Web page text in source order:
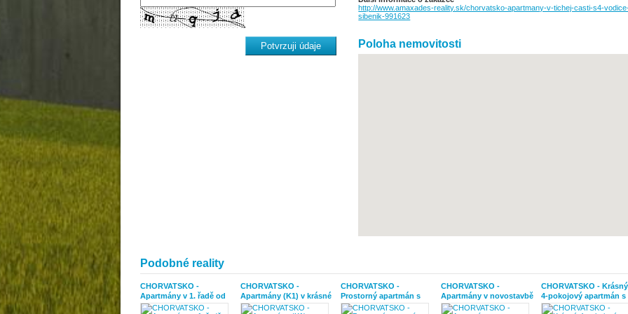
http://www.amaxades-reality.sk/chorvatsko-apartmany-v-tichej-casti-s4-
sibenik-991623
Poloha nemovitosti
Podobné reality
CHORVATSKO -
Apartmány v 1. řadě od
moře - SRIMA, VODICE
CHORVATSKO -
Apartmány (K1) v krásné
vesničce TRIBUNJ
CHORVATSKO -
Prostorný apartmán s
výhledem na moře -
CHORVATSKO -
Apartmány v novostavbě
s výtahem - PRIVLAKA
CHORVATSKO - Krásný
4-pokojový apartmán s
velkou zahradou -